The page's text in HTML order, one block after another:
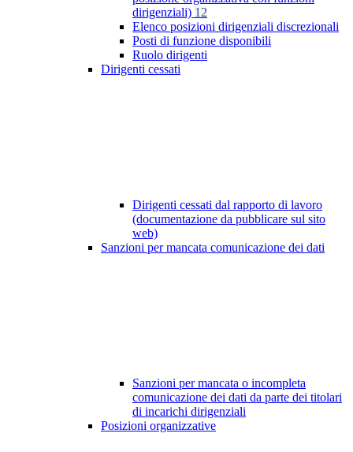
dirigenziali) 12
Elenco posizioni dirigenziali discrezionali
Posti di funzione disponibili
Ruolo dirigenti
Dirigenti cessati
Dirigenti cessati dal rapporto di lavoro
(documentazione da pubblicare sul sito
web)
Sanzioni per mancata comunicazione dei dati
Sanzioni per mancata o incompleta
comunicazione dei dati da parte dei titolari
di incarichi dirigenziali
Posizioni organizzative